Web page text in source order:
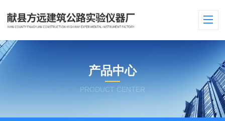
产品中心
PRODUCT CENTER